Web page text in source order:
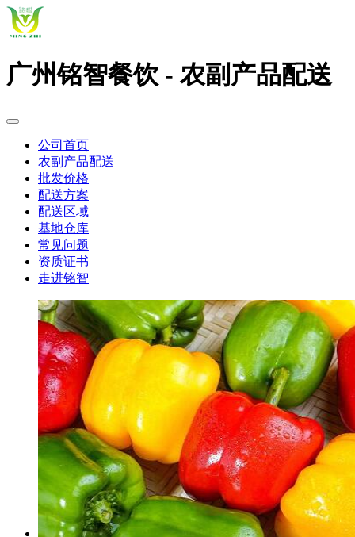
广州铭智餐饮 - 农副产品配送
公司首页
农副产品配送
批发价格
配送方案
配送区域
基地仓库
常见问题
资质证书
走进铭智